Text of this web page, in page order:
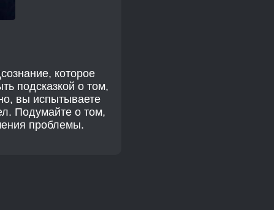
которое
подсказкой о том,
вы испытываете
Подумайте о том,
проблемы.